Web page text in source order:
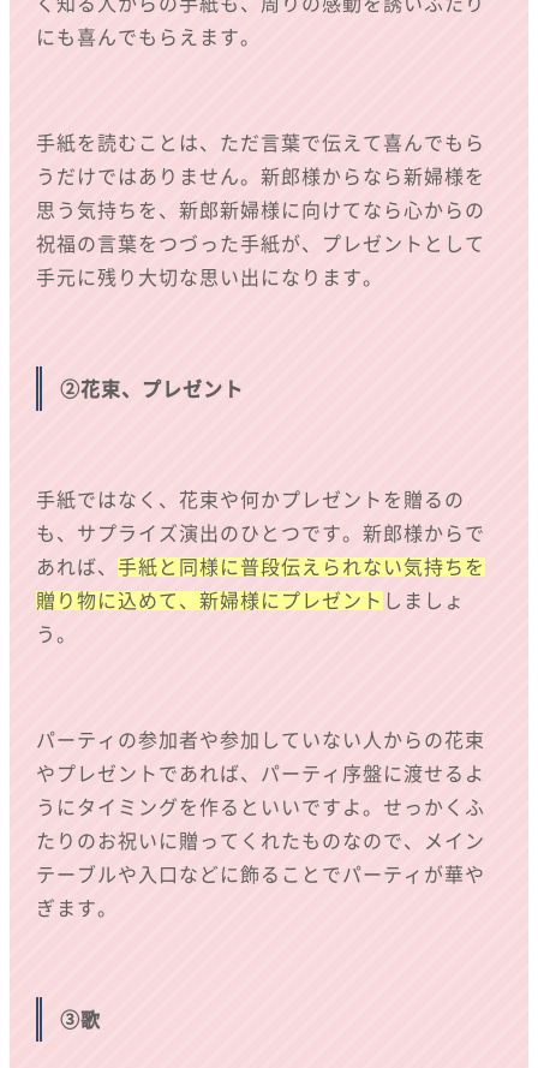
にも喜んでもらえます。
手紙を読むことは、ただ言葉で伝えて喜んでもら
うだけではありません。新郎様からなら新婦様を
思う気持ちを、新郎新婦様に向けてなら心からの
祝福の言葉をつづった手紙が、プレゼントとして
手元に残り大切な思い出になります。
②花束、プレゼント
手紙ではなく、花束や何かプレゼントを贈るの
も、サプライズ演出のひとつです。新郎様からで
あれば、 手紙と同様に普段伝えられない気持ちを
贈り物に込めて、新婦様にプレゼント しましょ
う。
パーティの参加者や参加していない人からの花束
やプレゼントであれば、パーティ序盤に渡せるよ
うにタイミングを作るといいですよ。せっかくふ
たりのお祝いに贈ってくれたものなので、メイン
テーブルや入口などに飾ることでパーティが華や
ぎます。
③歌